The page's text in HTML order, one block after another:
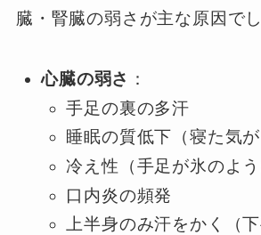
臓・腎臓の弱さが主な原因でし
心臓の弱さ ：
手足の裏の多汗
睡眠の質低下（寝た気が
冷え性（手足が氷のよう
口内炎の頻発
上半身のみ汗をかく（